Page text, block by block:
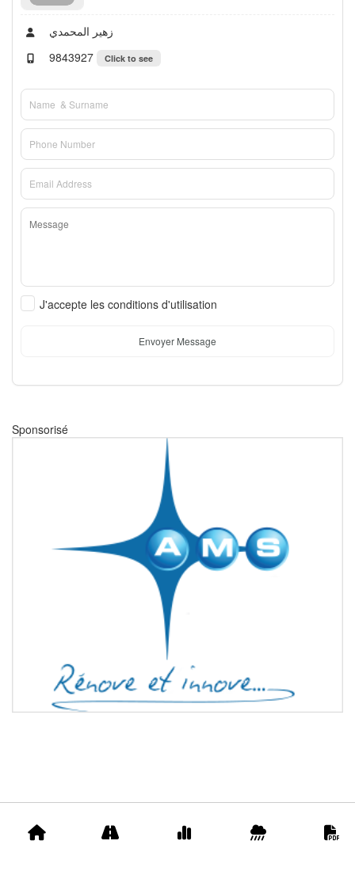
زهير المحمدي
9843927
Click to see
J'accepte les conditions d'utilisation
Envoyer Message
Sponsorisé
Pluviométrie